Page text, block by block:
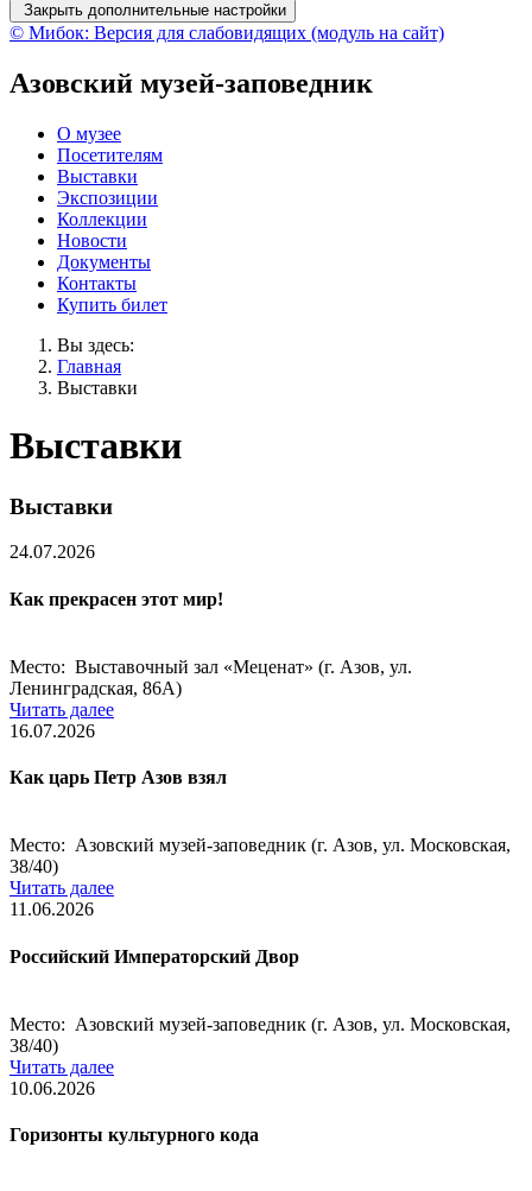
Закрыть дополнительные настройки
© Мибок: Версия для слабовидящих (модуль на сайт)
Азовский музей-заповедник
О музее
Посетителям
Выставки
Экспозиции
Коллекции
Новости
Документы
Контакты
Купить билет
Вы здесь:
Главная
Выставки
Выставки
Выставки
24.07.2026
Как прекрасен этот мир!
Место: Выставочный зал «Меценат» (г. Азов, ул.
Ленинградская, 86А)
Читать далее
16.07.2026
Как царь Петр Азов взял
Место: Азовский музей-заповедник (г. Азов, ул. Московская,
38/40)
Читать далее
11.06.2026
Российский Императорский Двор
Место: Азовский музей-заповедник (г. Азов, ул. Московская,
38/40)
Читать далее
10.06.2026
Горизонты культурного кода